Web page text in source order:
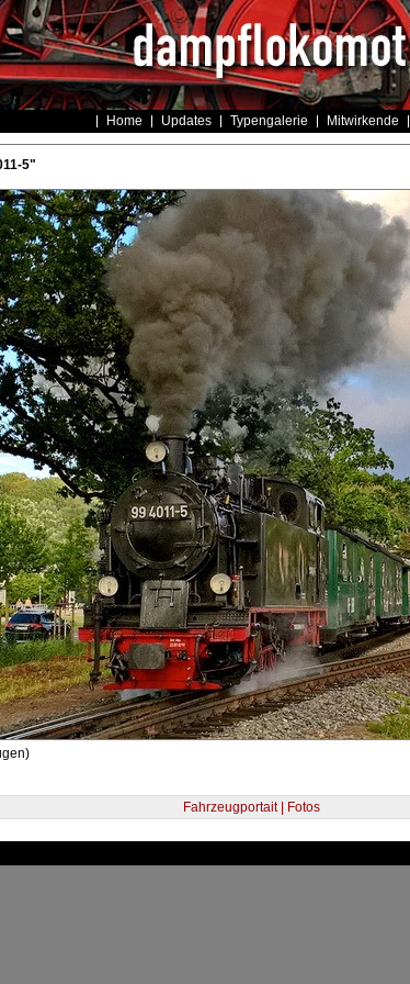
Home Updates Typengalerie Mitwirkende
5"
Fahrzeugportait | Fotos